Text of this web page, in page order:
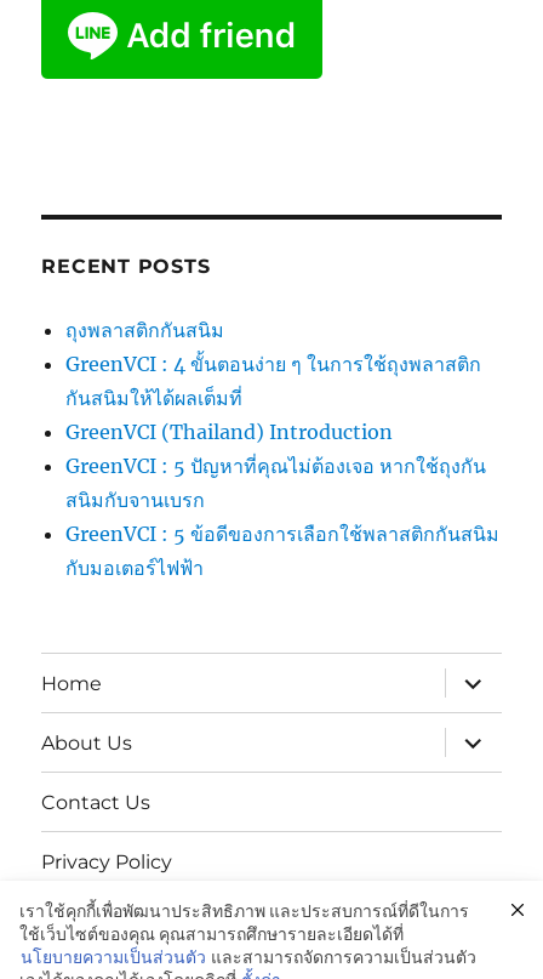
RECENT POSTS
ถุงพลาสติกกันสนิม
GreenVCI : 4 ขั้นตอนง่าย ๆ ในการใช้ถุงพลาสติก
กันสนิมให้ได้ผลเต็มที่
GreenVCI (Thailand) Introduction
GreenVCI : 5 ปัญหาที่คุณไม่ต้องเจอ หากใช้ถุงกัน
สนิมกับจานเบรก
GreenVCI : 5 ข้อดีของการเลือกใช้พลาสติกกันสนิม
กับมอเตอร์ไฟฟ้า
Home
expand
child
menu
About Us
expand
child
menu
Contact Us
Privacy Policy
นโยบายความเป็นส่วนตัว
เราใช้คุกกี้เพื่อพัฒนาประสิทธิภาพ และประสบการณ์ที่ดีในการ
ใช้เว็บไซต์ของคุณ คุณสามารถศึกษารายละเอียดได้ที่
นโยบายความเป็นส่วนตัว และสามารถจัดการความเป็นส่วนตัว